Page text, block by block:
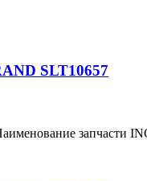
SLT10657
запчасти